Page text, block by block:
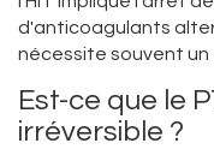
d'anticoagulants
nécessite souvent
Est-ce que le
irréversible ?